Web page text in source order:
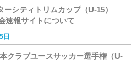
ーシティトリムカップ（U-15）
速報サイトについて
日
クラブユースサッカー選手権（U-